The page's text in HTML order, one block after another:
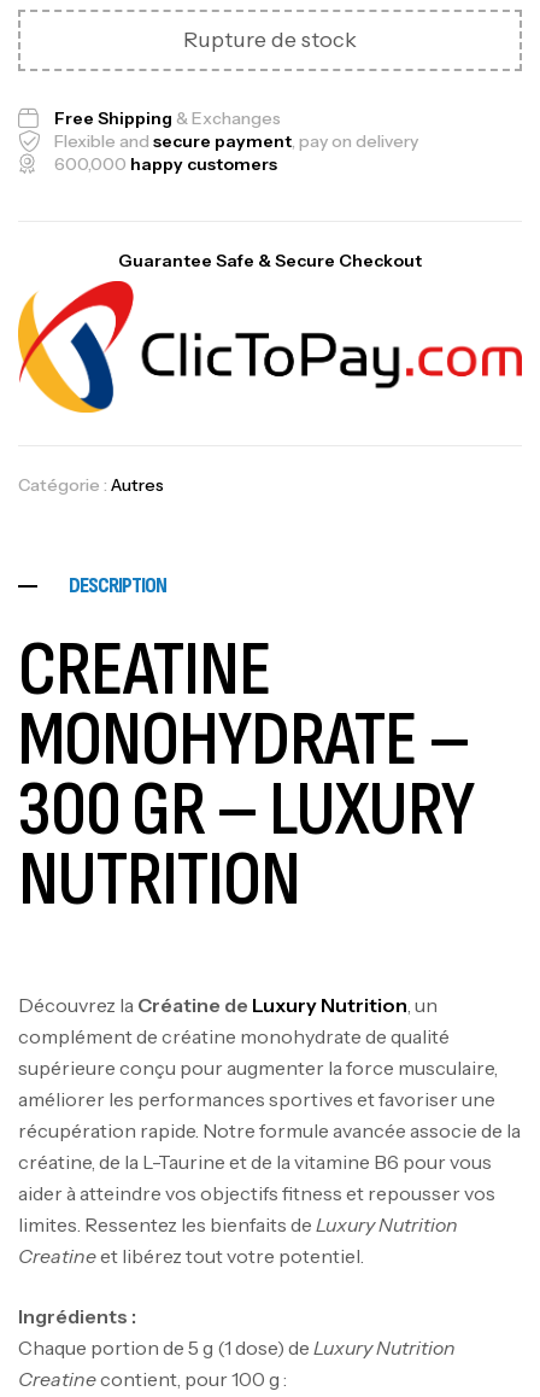
Rupture de stock
Free Shipping & Exchanges
Flexible and secure payment, pay on delivery
600,000 happy customers
Guarantee Safe & Secure Checkout
Catégorie : Autres
DESCRIPTION
CREATINE
MONOHYDRATE –
300 GR – LUXURY
NUTRITION
Découvrez la Créatine de Luxury Nutrition , un
complément de créatine monohydrate de qualité
supérieure conçu pour augmenter la force musculaire,
améliorer les performances sportives et favoriser une
récupération rapide. Notre formule avancée associe de la
créatine, de la L-Taurine et de la vitamine B6 pour vous
aider à atteindre vos objectifs fitness et repousser vos
limites. Ressentez les bienfaits de Luxury Nutrition
Creatineet libérez tout votre potentiel.
Ingrédients :
Chaque portion de 5 g (1 dose) de Luxury Nutrition
Creatinecontient, pour 100 g :